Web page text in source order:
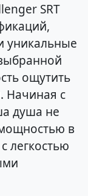
SRT
уникальные
ощутить
Начиная с
душа не
в
легкостью